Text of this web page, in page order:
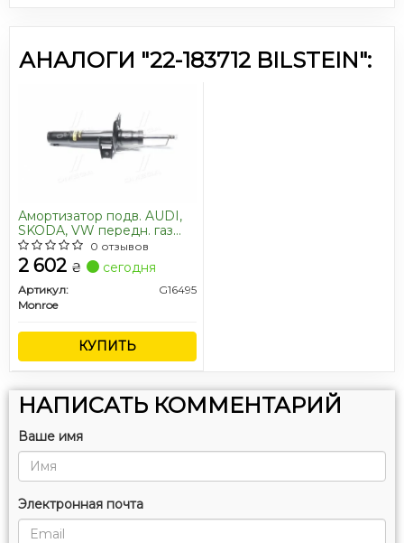
АНАЛОГИ "22-183712 BILSTEIN":
Амортизатор подв. AUDI,
SKODA, VW передн. газ
ORIGINAL (пр-во Monroe)
0 отзывов
2 602 ₴ сегодня
Артикул:
G16495
Monroe
КУПИТЬ
НАПИСАТЬ КОММЕНТАРИЙ
Ваше имя
Электронная почта